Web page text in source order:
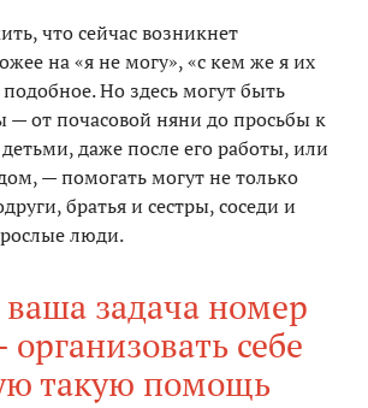
что сейчас возникнет
на «я не могу», «с кем же я их
Но здесь могут быть
— от почасовой няни до просьбы к
даже после его работы, или
— помогать могут не только
братья и сестры, соседи и
люди.
ваша задача номер
себе
такую помощь